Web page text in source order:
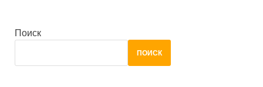
Поиск
ПОИСК